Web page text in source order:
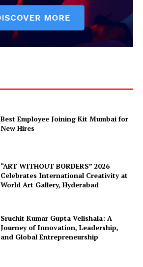
Best Employee Joining Kit Mumbai for
New Hires
“ART WITHOUT BORDERS” 2026
Celebrates International Creativity at
World Art Gallery, Hyderabad
Sruchit Kumar Gupta Velishala: A
Journey of Innovation, Leadership,
and Global Entrepreneurship